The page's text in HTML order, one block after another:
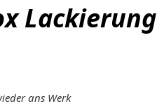
Lackierung
ans Werk